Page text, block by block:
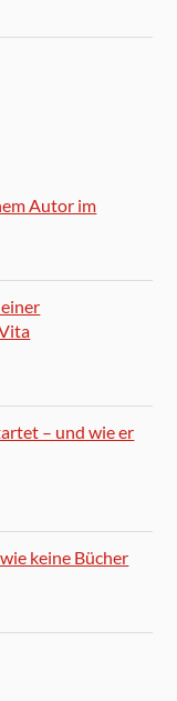
Autor im
– und wie er
keine Bücher